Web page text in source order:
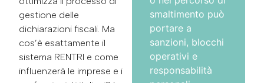
gestione delle
dichiarazioni fiscali. Ma
cos’è esattamente il
sistema RENTRI e come
influenzerà le imprese e i
smaltimento può
portare a
sanzioni, blocchi
operativi e
responsabilità